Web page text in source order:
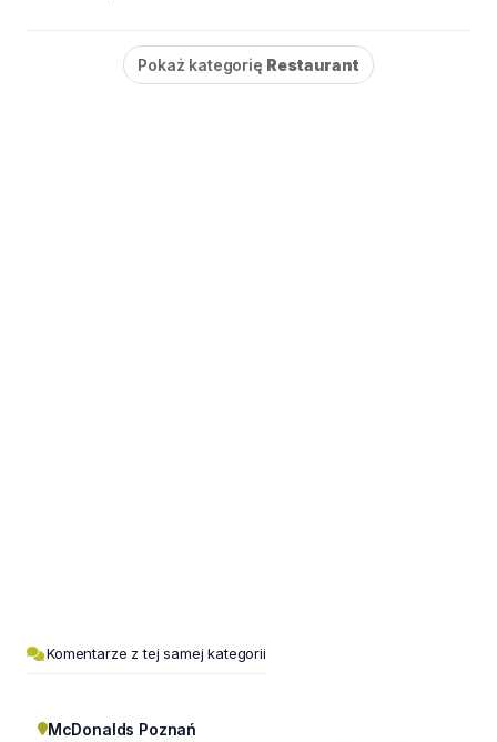
Pokaż kategorię Restaurant
Komentarze z tej samej kategorii
McDonalds Poznań